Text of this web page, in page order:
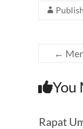
o
k
←
You
Rapat